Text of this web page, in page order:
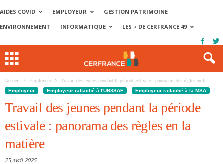
AIDES COVID EMPLOYEUR
GESTION PATRIMOINE
ENVIRONNEMENT
INFORMATIQUE LES + DE CERFRANCE 49
Accueil Employeur
Travail des jeunes pendant la période estivale : panorama des règles en la...
Employeur
Employeur rattaché à l'URSSAF Employeur rattaché à la MSA
Travail des jeunes pendant la période
estivale : panorama des règles en la
matière
25 avril 2025